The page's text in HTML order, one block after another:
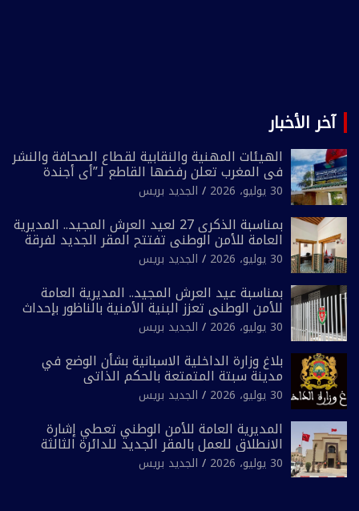
آخر الأخبار
الهيئات المهنية والنقابية لقطاع الصحافة والنشر
في المغرب تعلن رفضها القاطع لـ”أي أجندة
انتخابية مُعدة على مقاس سياسي ومصلحي
ضيق”
30 يوليو، 2026 الجديد بريس
بمناسبة الذكرى 27 لعيد العرش المجيد.. المديرية
العامة للأمن الوطني تفتتح المقر الجديد لفرقة
الشرطة السياحية بفاس
30 يوليو، 2026 الجديد بريس
بمناسبة عيد العرش المجيد.. المديرية العامة
للأمن الوطني تعزز البنية الأمنية بالناظور بإحداث
فرقتين جديدتين
30 يوليو، 2026 الجديد بريس
بلاغ وزارة الداخلية الاسبانية بشأن الوضع في
مدينة سبتة المتمتعة بالحكم الذاتي
30 يوليو، 2026 الجديد بريس
المديرية العامة للأمن الوطني تعطي إشارة
الانطلاق للعمل بالمقر الجديد للدائرة الثالثة
للشرطة بولاية أمن العيون
30 يوليو، 2026 الجديد بريس